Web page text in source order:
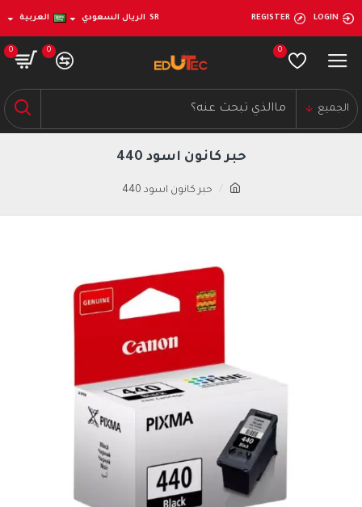
LOGIN
REGISTER
SR الريال السعودي العربية
0
0
0
الجميع
حبر كانون اسود 440
حبر كانون اسود 440